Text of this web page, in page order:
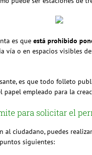
es que está prohibido
vía o en espacios visibles
es que todo folleto
papel empleado para la
para solicitar el
al ciudadano, puedes
siguientes: